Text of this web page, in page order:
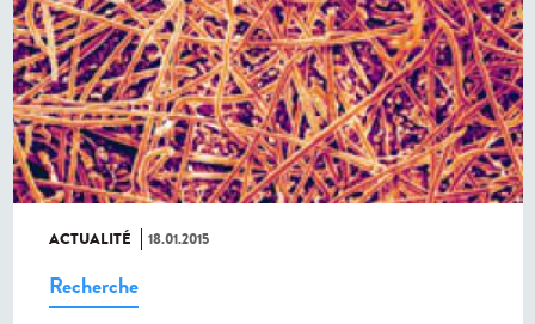
ACTUALITÉ 18.01.2015
Recherche